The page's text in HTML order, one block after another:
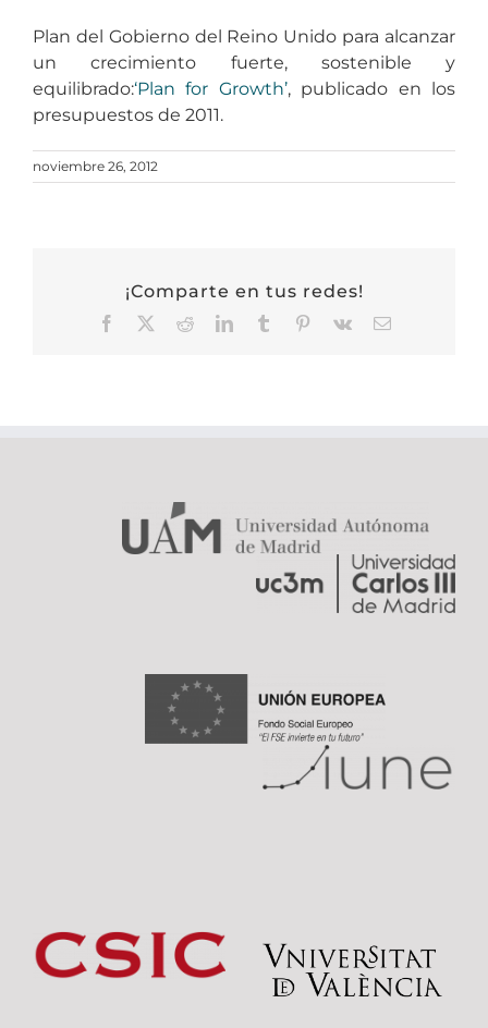
Plan del Gobierno del Reino Unido para alcanzar
un crecimiento fuerte, sostenible y
equilibrado:‘Plan for Growth’, publicado en los
presupuestos de 2011.
noviembre 26, 2012
¡Comparte en tus redes!
Facebook RedditLinkedInTumblr Pinterest
Vk
Correo